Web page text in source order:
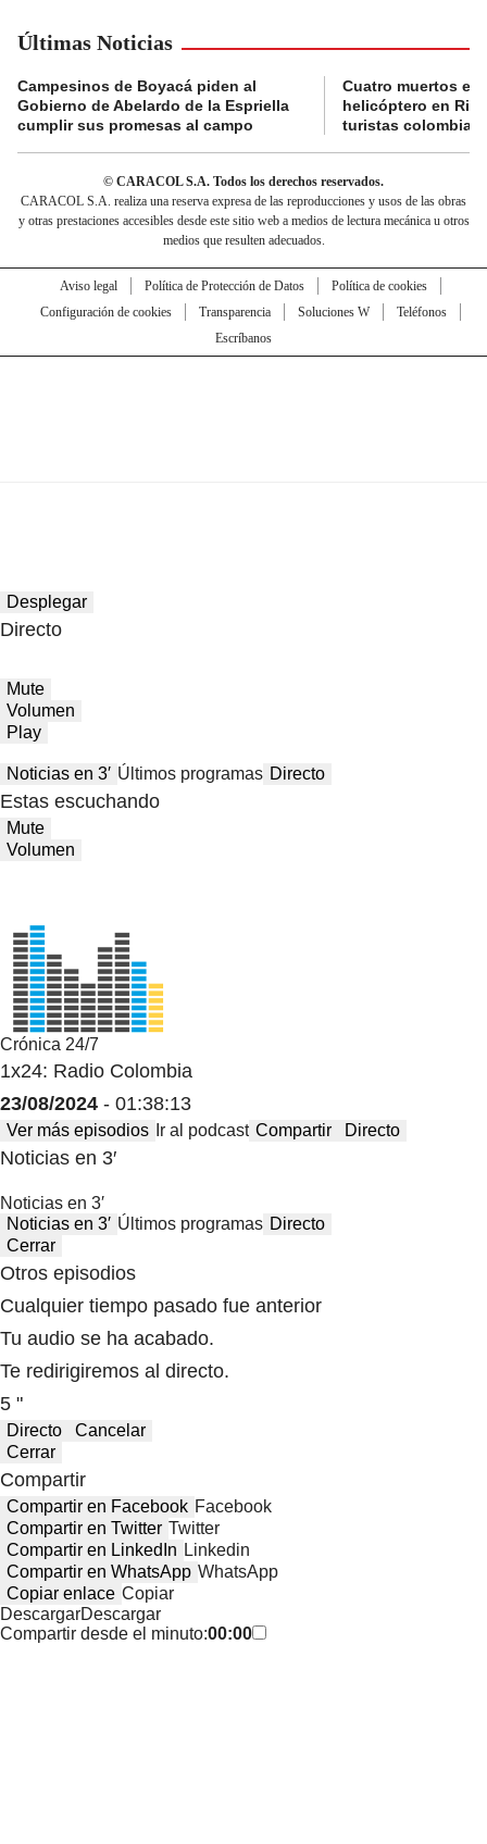
Últimas Noticias
Campesinos de Boyacá piden al
Gobierno de Abelardo de la Espriella
cumplir sus promesas al campo
Cuatro muertos en
helicóptero en
turistas
© CARACOL S.A. Todos los derechos reservados.
CARACOL S.A. realiza una reserva expresa de las reproducciones y usos de las obras
y otras prestaciones accesibles desde este sitio web a medios de lectura mecánica u otros
medios que resulten adecuados.
Aviso legal Política de Protección de Datos
Política de cookies
Configuración de cookies
Transparencia Soluciones W
Teléfonos
Escríbanos
Desplegar
Directo
Mute
Volumen
Play
Noticias en 3′ Últimos programas Directo
Estas escuchando
Mute
Volumen
Crónica 24/7
1x24: Radio Colombia
23/08/2024 - 01:38:13
Ver más episodios Ir al podcast Compartir Directo
Noticias en 3′
Noticias en 3′
Noticias en 3′ Últimos programas Directo
Cerrar
Otros episodios
Cualquier tiempo pasado fue anterior
Tu audio se ha acabado.
Te redirigiremos al directo.
5 "
Directo
Cancelar
Cerrar
Compartir
Compartir en Facebook Facebook
Compartir en Twitter Twitter
Compartir en LinkedIn Linkedin
Compartir en WhatsApp WhatsApp
Copiar enlace Copiar
DescargarDescargar
Compartir desde el minuto:00:00